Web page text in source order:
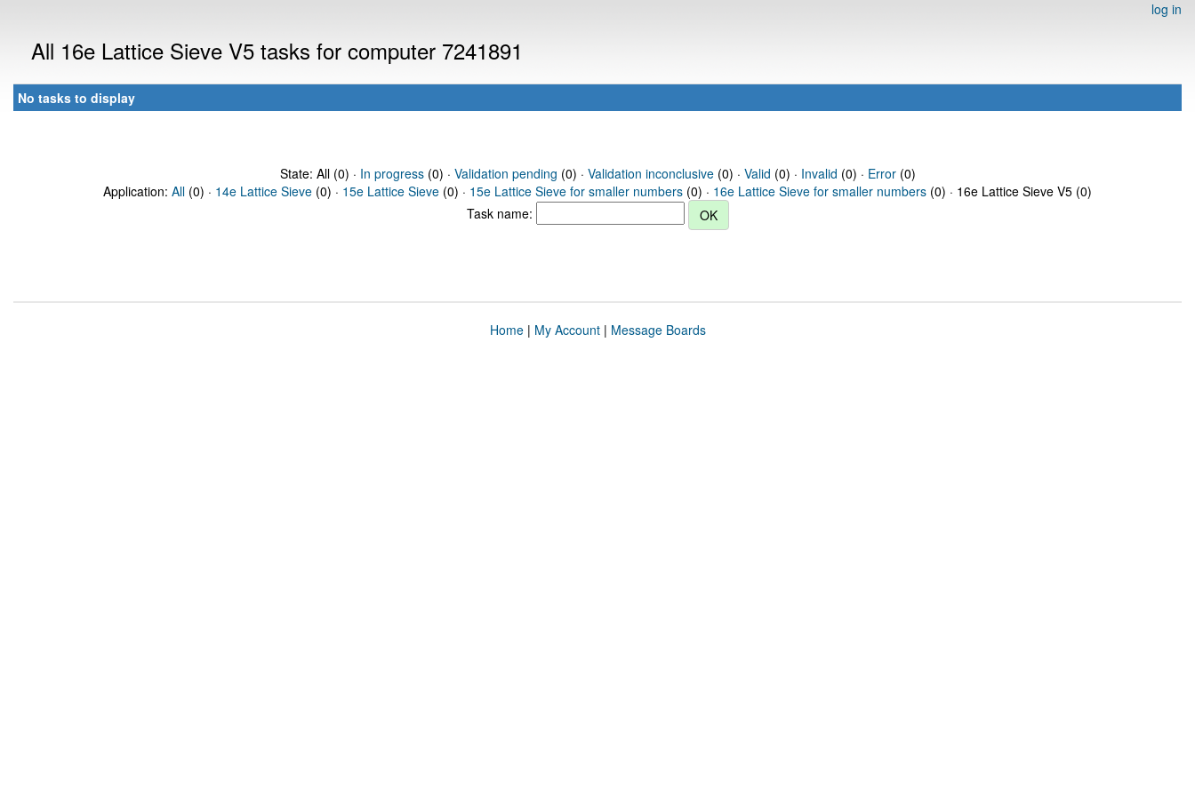
log in
All 16e Lattice Sieve V5 tasks for computer 7241891
No tasks to display
State: All (0) · In progress(0) · Validation pending (0) · Validation inconclusive(0) · Valid (0) · Invalid (0) · Error(0)
Application: All (0) · 14e Lattice Sieve (0) · 15e Lattice Sieve (0) · 15e Lattice Sieve for smaller numbers (0) · 16e Lattice Sieve for smaller numbers (0) · 16e Lattice Sieve V5 (0)
Task name:
Home| My Account| Message Boards